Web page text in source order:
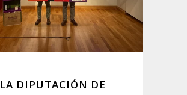
LA DIPUTACIÓN DE